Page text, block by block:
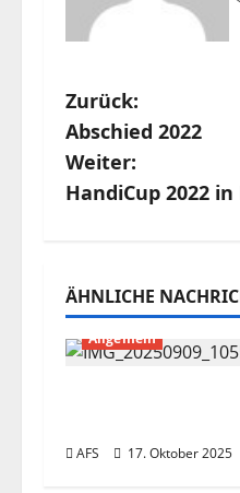
B
e
i
r
a
Zurück:
Abschied 2022
Weiter:
HandiCup 2022 in
ÄHNLICHE
Allgemein
AFS 17. Oktober 2025